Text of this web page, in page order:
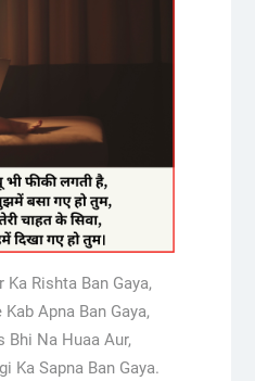
Ka Rishta Ban Gaya,
Apna Ban Gaya,
Bhi Na Huaa Aur,
Ka Sapna Ban Gaya.